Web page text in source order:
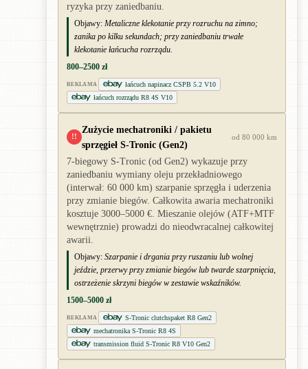
ryzyka przy zaniedbaniu.
Objawy: Metaliczne klekotanie przy rozruchu na zimno;
zanika po kilku sekundach; przy zaniedbaniu trwałe
klekotanie łańcucha rozrządu.
800–2500 zł
REKLAMA
łańcuch napinacz CSPB 5.2 V10
łańcuch rozrządu R8 4S V10
!!
Zużycie mechatroniki / pakietu
sprzęgieł S-Tronic (Gen2)
od 80 000 km
7-biegowy S-Tronic (od Gen2) wykazuje przy
zaniedbaniu wymiany oleju przekładniowego
(interwał: 60 000 km) szarpanie sprzęgła i uderzenia
przy zmianie biegów. Całkowita awaria mechatroniki
kosztuje 3000–5000 €. Mieszanie olejów (ATF+MTF
wewnętrznie) prowadzi do nieodwracalnej całkowitej
awarii.
Objawy: Szarpanie i drgania przy ruszaniu lub wolnej
jeździe, przerwy przy zmianie biegów lub twarde szarpnięcia,
ostrzeżenie skrzyni biegów w zestawie wskaźników.
1500–5000 zł
REKLAMA
S-Tronic clutchspaket R8 Gen2
mechatronika S-Tronic R8 4S
transmission fluid S-Tronic R8 V10 Gen2